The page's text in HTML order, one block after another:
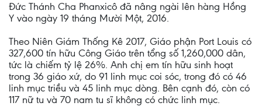
Đức Thánh Cha Phanxicô đã nâng ngài lên hàng Hồng
Y vào ngày 19 tháng Mười Một, 2016.
Theo Niên Giám Thống Kê 2017, Giáo phận Port Louis có
327,600 tín hữu Công Giáo trên tổng số 1,260,000 dân,
tức là chiếm tỷ lệ 26%. Anh chị em tín hữu sinh hoạt
trong 36 giáo xứ, do 91 linh mục coi sóc, trong đó có 46
linh mục triều và 45 linh mục dòng. Bên cạnh đó, còn có
117 nữ tu và 70 nam tu sĩ không có chức linh mục.